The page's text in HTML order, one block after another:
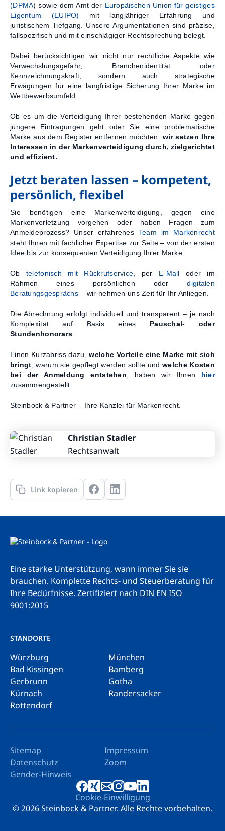
(DPMA) sowie dem Amt der Europäischen Union für geistiges
Eigentum (EUIPO)
mit langjähriger Erfahrung und
juristischem Tiefgang. Unsere Argumentationen sind präzise,
fallspezifisch und mit einschlägiger Rechtsprechung belegt.
Dabei berücksichtigen wir nicht nur rechtliche Aspekte wie
Verwechslungsgefahr, Branchenidentität oder
Kennzeichnungskraft, sondern auch strategische
Erwägungen für eine langfristige Sicherung Ihrer Marke im
Wettbewerbsumfeld.
Ob es um die Verteidigung Ihrer bestehenden Marke gegen
jüngere Eintragungen geht oder Sie eine problematische
Marke aus dem Register entfernen möchten: wir setzen Ihre
Interessen in der Markenverteidigung durch, zielgerichtet
und effizient.
Jetzt beraten lassen – kompetent,
persönlich, flexibel
Sie benötigen eine Markenverteidigung, gegen eine
Markenverletzung vorgehen oder haben Fragen zum
Anmeldeprozess? Unser erfahrenes Team im Markenrecht
steht Ihnen mit fachlicher Expertise zur Seite – von der ersten
Idee bis zur konsequenten Verteidigung Ihrer Marke.
Ob telefonisch mit Rückrufservice , per E-Mail oder im
Rahmen eines persönlichen oderdigitalen
Beratungsgesprächs – wir nehmen uns Zeit für Ihr Anliegen.
Die Abrechnung erfolgt individuell und transparent – je nach
Komplexität auf Basis eines Pauschal- oder
Stundenhonorars
Einen Kurzabriss dazu,welche Vorteile eine Marke mit sich
bringt , warum sie gepflegt werden sollte undwelche Kosten
bei der Anmeldung entstehen , haben wir Ihnen hier
zusammengestellt.
Steinbock & Partner – Ihre Kanzlei für Markenrecht.
Christian Stadler
Rechtsanwalt
Link kopieren
Eine starke Unterstützung, wann immer Sie sie
brauchen. Komplette Rechts- und Steuerberatung für
Ihre Bedürfnisse. Zertifiziert nach DIN EN ISO
9001:2015
STANDORTE
Würzburg
München
Bad Kissingen
Bamberg
Gerbrunn
Gotha
Kürnach
Randersacker
Rottendorf
Sitemap
Impressum
Datenschutz
Zoom
Gender-Hinweis
© 2026 Steinbock & Partner. Alle Rechte vorbehalten.
Cookie-Einwilligung